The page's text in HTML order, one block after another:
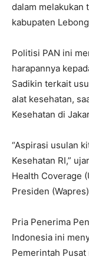
dalam melakukan
kabupaten
Politisi PAN ini
harapannya
Sadikin terkait
alat kesehatan,
Kesehatan di
“Aspirasi usulan
Kesehatan RI,”
Health Coverage
Presiden
Pria Penerima
Indonesia ini
Pemerintah